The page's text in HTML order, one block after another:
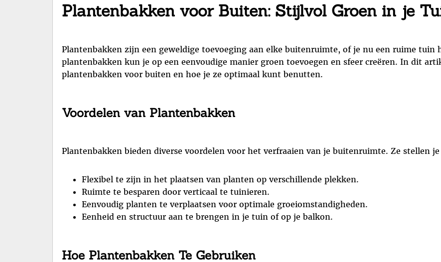
Plantenbakken voor Buiten: Stijlvol Groen in je
Plantenbakken zijn een geweldige toevoeging aan elke buitenruimte, of je nu een ruime tuin
plantenbakken kun je op een eenvoudige manier groen toevoegen en sfeer creëren. In dit
plantenbakken voor buiten en hoe je ze optimaal kunt benutten.
Voordelen van Plantenbakken
Plantenbakken bieden diverse voordelen voor het verfraaien van je buitenruimte. Ze stellen
Flexibel te zijn in het plaatsen van planten op verschillende plekken.
Ruimte te besparen door verticaal te tuinieren.
Eenvoudig planten te verplaatsen voor optimale groeiomstandigheden.
Eenheid en structuur aan te brengen in je tuin of op je balkon.
Hoe Plantenbakken Te Gebruiken